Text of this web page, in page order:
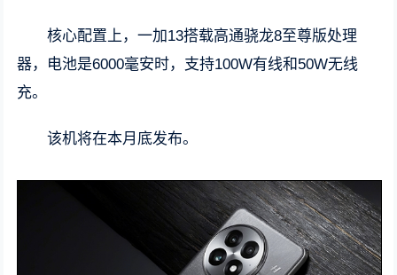
核心配置上，一加13搭载高通骁龙8至尊版处理
器，电池是6000毫安时，支持100W有线和50W无线
充。
该机将在本月底发布。